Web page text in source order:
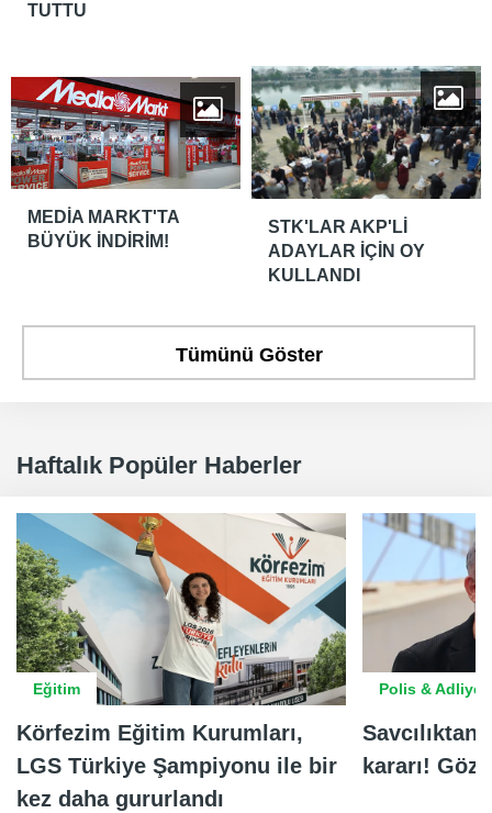
TUTTU
MEDİA MARKT'TA
BÜYÜK İNDİRİM!
STK'LAR AKP'Lİ
ADAYLAR İÇİN OY
KULLANDI
Tümünü Göster
Haftalık Popüler Haberler
Eğitim
Körfezim Eğitim Kurumları,
LGS Türkiye Şampiyonu ile bir
kez daha gururlandı
Polis & Adliye
Savcılıktan
kararı!